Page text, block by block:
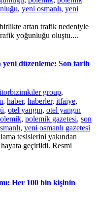
, yeni osmanlı, yeni
artan trafik nedeniyle
yoğunluğu oluştu....
düzenleme: Son tarih
bizimkiler group,
, haber, haberler, itfaiye,
, otel yangın, otel yangın
, polemik gazetesi, son
, yeni osmanlı gazetesi
tesislerini yakından
geçirildi. Resmi
Her 100 bin kişinin